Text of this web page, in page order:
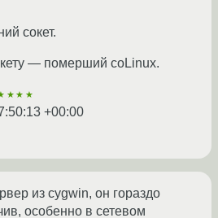
сокет.
— померший coLinux.
+00:00
из cygwin, он гораздо
особенно в сетевом